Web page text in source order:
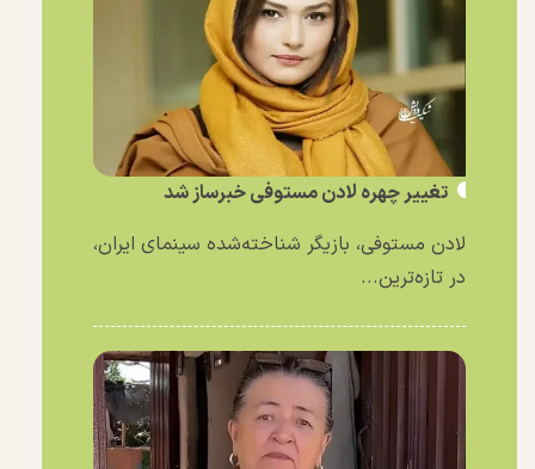
تغییر چهره لادن مستوفی خبرساز شد
لادن مستوفی، بازیگر شناخته‌شده سینمای ایران،
در تازه‌ترین...